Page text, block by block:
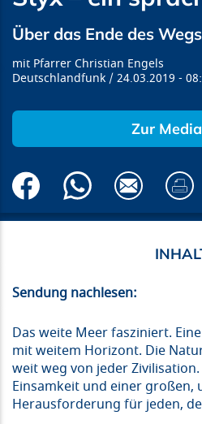
Über das Ende des
Pfarrer Christian Engels
Deutschlandfunk
24.03.2019
Zur
Sendung nachlesen:
Das weite Meer fasziniert.
mit weitem Horizont. Die
weit weg von jeder
Einsamkeit und einer großen,
Herausforderung für jeden,